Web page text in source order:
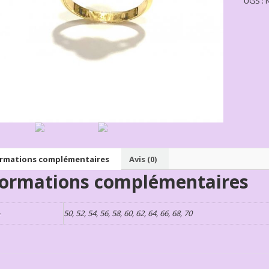
complémentaires Avis (0)
complémentaires
50, 52, 54, 56, 58, 60, 62, 64, 66, 68, 70